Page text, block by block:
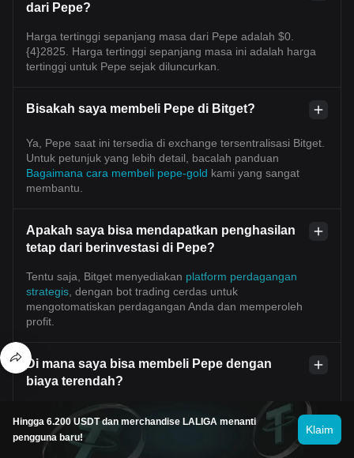
dari Pepe?
Harga tertinggi sepanjang masa dari Pepe adalah $0.
{4}2825. Harga tertinggi sepanjang masa ini adalah harga
tertinggi untuk Pepe sejak diluncurkan.
Bisakah saya membeli Pepe di Bitget?
Ya, Pepe saat ini tersedia di exchange tersentralisasi Bitget.
Untuk petunjuk yang lebih detail, bacalah panduan
Bagaimana cara membeli pepe-gold kami yang sangat
membantu.
Apakah saya bisa mendapatkan penghasilan
tetap dari berinvestasi di Pepe?
Tentu saja, Bitget menyediakan platform perdagangan
strategis , dengan bot trading cerdas untuk
mengotomatiskan perdagangan Anda dan memperoleh
profit.
Di mana saya bisa membeli Pepe dengan
biaya terendah?
Dengan bangga kami umumkan bahwa
platform
perdagangan strategiskini telah tersedia di exchange
Bitget. Bitget menawarkan biaya dan kedalaman
perdagangan terdepan di industri untuk memastikan
Hingga 6.200 USDT dan merchandise LALIGA menanti
pengguna baru!
Klaim